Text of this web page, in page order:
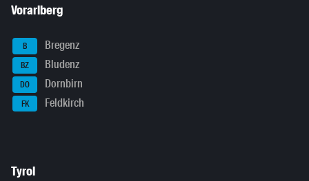
Vorarlberg
B Bregenz
BZ Bludenz
DO Dornbirn
FK Feldkirch
Tyrol